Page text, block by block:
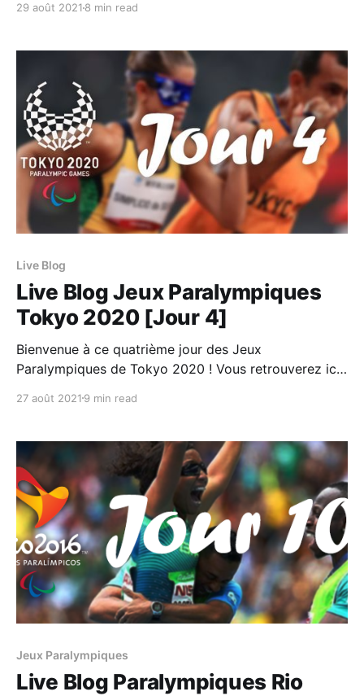
moments. Ce post sera mis à jour tout au long de
29 août 2021 8 min read
Live Blog
Live Blog Jeux Paralympiques
Tokyo 2020 [Jour 4]
Bienvenue à ce quatrième jour des Jeux
Paralympiques de Tokyo 2020 ! Vous retrouverez ici
: Les épreuves à ne pas rater, le programme et les
moments. Ce post sera mis à jour tout au long de
27 août 2021 9 min read
Jeux Paralympiques
Live Blog Paralympiques Rio